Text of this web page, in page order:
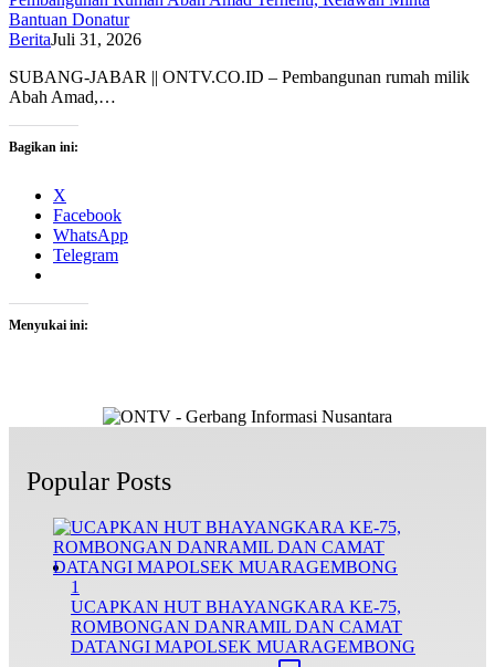
Bantuan Donatur
BeritaJuli 31, 2026
SUBANG-JABAR || ONTV.CO.ID – Pembangunan rumah milik
Abah Amad,…
Bagikan ini:
X
Facebook
WhatsApp
Telegram
Menyukai ini:
Popular Posts
1
UCAPKAN HUT BHAYANGKARA KE-75,
ROMBONGAN DANRAMIL DAN CAMAT
DATANGI MAPOLSEK MUARAGEMBONG